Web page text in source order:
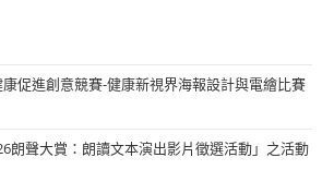
康促進創意競賽-健康新視界海報設計與電繪比賽
朗聲大賞：朗讀文本演出影片徵選活動」之活動